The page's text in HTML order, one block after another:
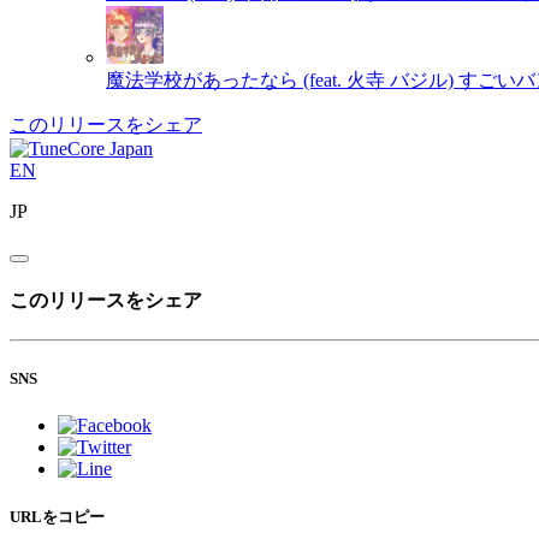
魔法学校があったなら (feat. 火寺 バジル) すごいバ
このリリースをシェア
EN
JP
このリリースをシェア
SNS
URLをコピー